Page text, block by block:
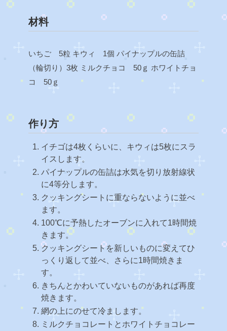
材料
いちご 5粒 キウィ 1個 パイナップルの缶詰
（輪切り）3枚 ミルクチョコ 50ｇ ホワイトチョ
コ 50ｇ
作り方
イチゴは4枚くらいに、キウィは5枚にスラ
イスします。
パイナップルの缶詰は水気を切り放射線状
に4等分します。
クッキングシートに重ならないように並べ
ます。
100℃に予熱したオーブンに入れて1時間焼
きます。
クッキングシートを新しいものに変えてひ
っくり返して並べ、さらに1時間焼きま
す。
きちんとかわいていないものがあれば再度
焼きます。
網の上にのせて冷まします。
ミルクチョコレートとホワイトチョコレー